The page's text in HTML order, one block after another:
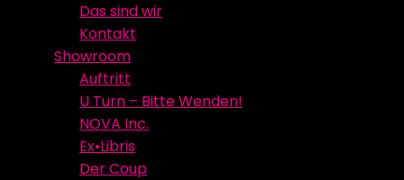
Das sind wir
Kontakt
Showroom
Auftritt
U Turn – Bitte Wenden!
NOVA Inc.
Ex•Libris
Der Coup